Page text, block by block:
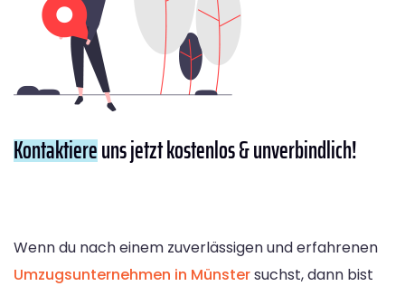
Kontaktiereuns jetzt kostenlos & unverbindlich!
Wenn du nach einem zuverlässigen und erfahrenen
Umzugsunternehmen in Münstersuchst, dann bist